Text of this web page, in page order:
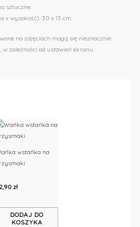
sztuczne.
x wysokość): 30 x 13 cm.
na zdjęciach mogą się nieznacznie
zależności od ustawień ekranu.
wstańka na
zł
DODAJ DO
KOSZYKA